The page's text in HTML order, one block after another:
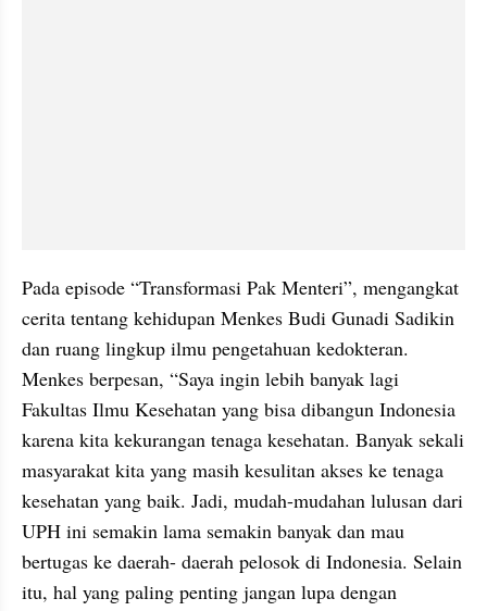
Pada episode “Transformasi Pak Menteri”, mengangkat
cerita tentang kehidupan Menkes Budi Gunadi Sadikin
dan ruang lingkup ilmu pengetahuan kedokteran.
Menkes berpesan, “Saya ingin lebih banyak lagi
Fakultas Ilmu Kesehatan yang bisa dibangun Indonesia
karena kita kekurangan tenaga kesehatan. Banyak sekali
masyarakat kita yang masih kesulitan akses ke tenaga
kesehatan yang baik. Jadi, mudah-mudahan lulusan dari
UPH ini semakin lama semakin banyak dan mau
bertugas ke daerah- daerah pelosok di Indonesia. Selain
itu, hal yang paling penting jangan lupa dengan